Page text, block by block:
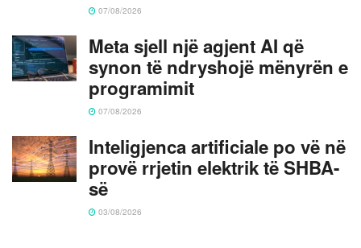
07/08/2026
Meta sjell një agjent AI që
synon të ndryshojë mënyrën e
programimit
07/08/2026
Inteligjenca artificiale po vë në
provë rrjetin elektrik të SHBA-
së
03/08/2026